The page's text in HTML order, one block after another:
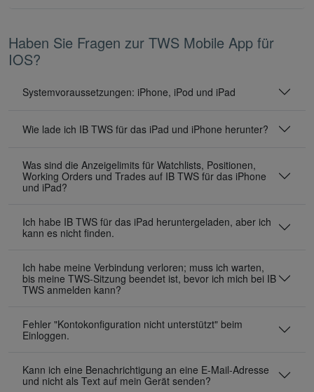
Haben Sie Fragen zur TWS Mobile App für
IOS?
Systemvoraussetzungen: iPhone, iPod und iPad
Wie lade ich IB TWS für das iPad und iPhone herunter?
Was sind die Anzeigelimits für Watchlists, Positionen,
Working Orders und Trades auf IB TWS für das iPhone
und iPad?
Ich habe IB TWS für das iPad heruntergeladen, aber ich
kann es nicht finden.
Ich habe meine Verbindung verloren; muss ich warten,
bis meine TWS-Sitzung beendet ist, bevor ich mich bei IB
TWS anmelden kann?
Fehler "Kontokonfiguration nicht unterstützt" beim
Einloggen.
Kann ich eine Benachrichtigung an eine E-Mail-Adresse
und nicht als Text auf mein Gerät senden?